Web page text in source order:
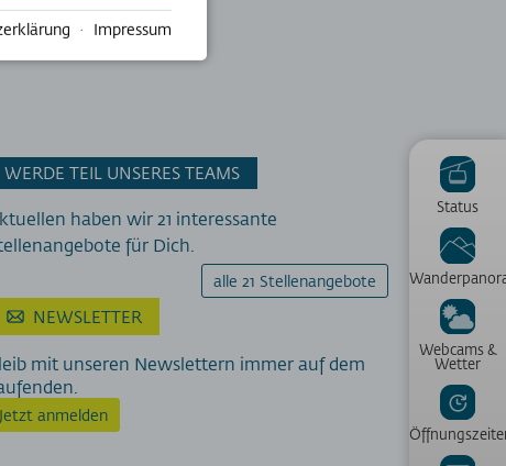
Status
Webcams &
Wetter
WERDE TEIL UNSERES TEAMS
haben wir 21 interessante
für Dich.
alle 21 Stellenangebote
NEWSLETTER
mit unseren Newslettern immer auf dem
Jetzt anmelden
· Impressum